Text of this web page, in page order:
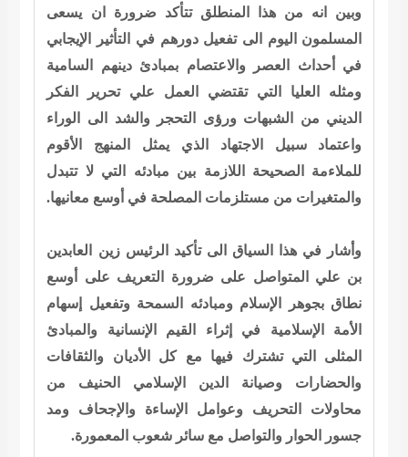
وبين انه من هذا المنطلق تتأكد ضرورة ان يسعى
المسلمون اليوم الى تفعيل دورهم في التأثير الإيجابي
في أحداث العصر والاعتصام بمبادئ دينهم السامية
ومثله العليا التي تقتضي العمل علي تحرير الفكر
الديني من الشبهات ورؤى التحجر والشد الى الوراء
واعتماد سبيل الاجتهاد الذي يمثل المنهج الأقوم
للملاءمة الصحيحة اللازمة بين مبادئه التي لا تتبدل
والمتغيرات من مستلزمات المصلحة في أوسع معانيها.
وأشار في هذا السياق الى تأكيد الرئيس زين العابدين
بن علي المتواصل على ضرورة التعريف على أوسع
نطاق بجوهر الإسلام ومبادئه السمحة وتفعيل إسهام
الأمة الإسلامية في إثراء القيم الإنسانية والمبادئ
المثلى التي تشترك فيها مع كل الأديان والثقافات
والحضارات وصيانة الدين الإسلامي الحنيف من
محاولات التحريف وعوامل الإساءة والإجحاف ومد
جسور الحوار والتواصل مع سائر شعوب المعمورة.